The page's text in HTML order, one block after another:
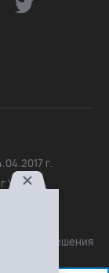
г.
Ус»,
разрешения
на